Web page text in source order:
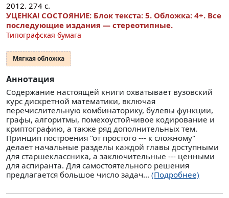
2012. 274 с.
УЦЕНКА! СОСТОЯНИЕ: Блок текста: 5. Обложка: 4+. Все
последующие издания — стереотипные.
Типографская бумага
Мягкая обложка
Аннотация
Содержание настоящей книги охватывает вузовский
курс дискретной математики, включая
перечислительную комбинаторику, булевы функции,
графы, алгоритмы, помехоустойчивое кодирование и
криптографию, а также ряд дополнительных тем.
Принцип построения "от простого --- к сложному"
делает начальные разделы каждой главы доступными
для старшеклассника, а заключительные --- ценными
для аспиранта. Для самостоятельного решения
предлагается большое число задач... (Подробнее)